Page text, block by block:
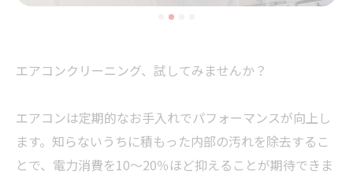
エアコンクリーニング、試してみませんか？
エアコンは定期的なお手入れでパフォーマンスが向上し
ます。知らないうちに積もった内部の汚れを除去するこ
とで、電力消費を10〜20％ほど抑えることが期待できま